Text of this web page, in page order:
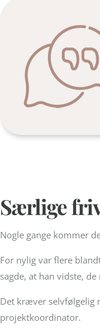
Særlige
Nogle gange kommer
For nylig var flere
sagde, at han vidste,
Det kræver selvfølgelig
projektkoordinator.